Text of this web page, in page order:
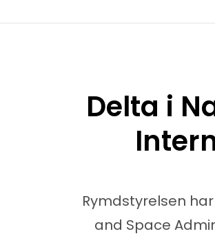
Delta i
Rymdstyrelsen
and Space